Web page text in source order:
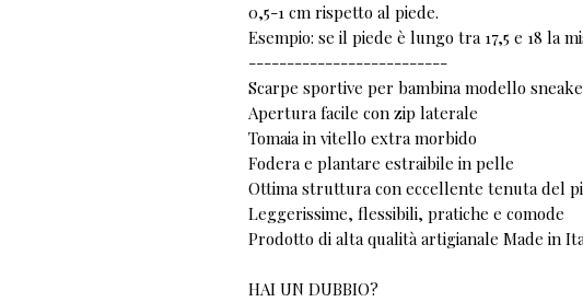
0,5-1 cm rispetto al piede.
Esempio: se il piede è lungo tra 17,5 e 18 la
--------------------------
Scarpe sportive per bambina modello
Apertura facile con zip laterale
Tomaia in vitello extra morbido
Fodera e plantare estraibile in pelle
Ottima struttura con eccellente tenuta del
Leggerissime, flessibili, pratiche e comode
Prodotto di alta qualità artigianale Made in
HAI UN DUBBIO?